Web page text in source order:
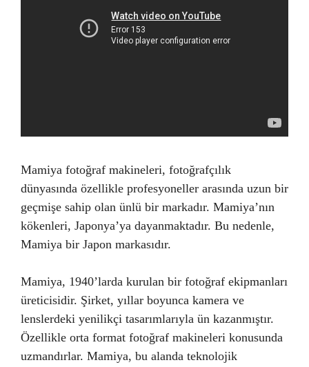
Mamiya fotoğraf makineleri, fotoğrafçılık
dünyasında özellikle profesyoneller arasında uzun bir
geçmişe sahip olan ünlü bir markadır. Mamiya’nın
kökenleri, Japonya’ya dayanmaktadır. Bu nedenle,
Mamiya bir Japon markasıdır.
Mamiya, 1940’larda kurulan bir fotoğraf ekipmanları
üreticisidir. Şirket, yıllar boyunca kamera ve
lenslerdeki yenilikçi tasarımlarıyla ün kazanmıştır.
Özellikle orta format fotoğraf makineleri konusunda
uzmandırlar. Mamiya, bu alanda teknolojik